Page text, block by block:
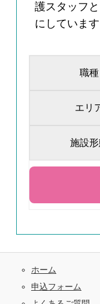
護スタッフ
にしています
職種
エリ
施設
ホーム
申込フォーム